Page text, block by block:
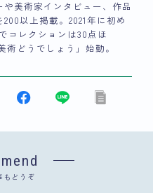
美術家インタビュー、作品
以上掲載。2021年に初め
コレクションは30点ほ
術どうでしょう」始動。
もどうぞ